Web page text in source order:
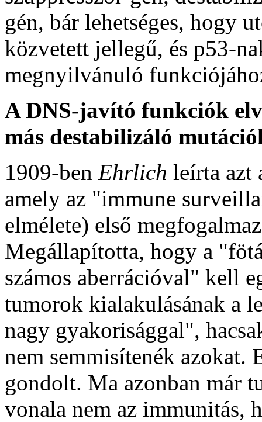
gén, bár lehetséges, hogy
közvetett jellegű, és p53-
megnyilvánuló
A DNS-javító funkciók
más destabilizáló
1909-ben Ehrlich leírta azt
amely az "immune
elmélete) első
Megállapította, hogy a
számos aberrációval" kell
tumorok kialakulásának a
nagy gyakorisággal",
nem semmisítenék azokat.
gondolt. Ma azonban már
vonala nem az immunitás,